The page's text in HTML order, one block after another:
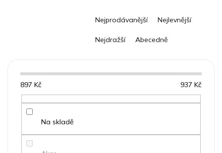
Ř
a
z
í
o
k
Nejprodávanější Nejlevnější
Nejdražší Abecedně
897 Kč 937 Kč
Na skladě